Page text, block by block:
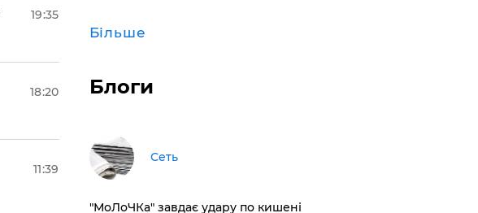
19:35
18:20
11:39
Більше
Блоги
Сеть
​"МоЛоЧКа" завдає удару по кишені